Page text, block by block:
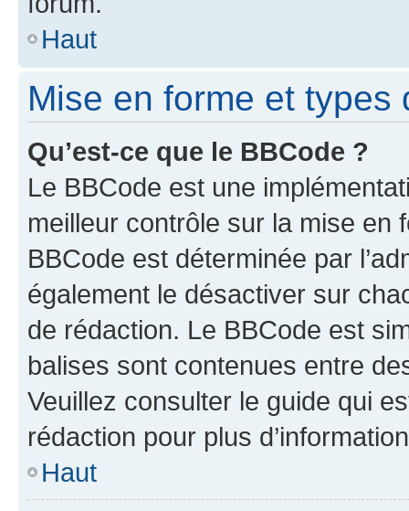
Haut
Mise en forme et types
Qu’est-ce que le BBCode ?
Le BBCode est une
meilleur contrôle sur la mise en
BBCode est déterminée par
également le désactiver sur
de rédaction. Le BBCode est
balises sont contenues entre
Veuillez consulter le guide qui
rédaction pour plus
Haut